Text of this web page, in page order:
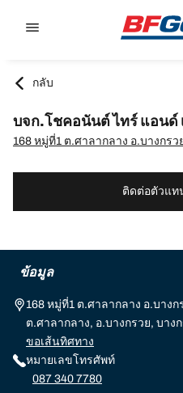
กลับ
บจก.โชคอนันต์ ไทร์ แอนด์
ติดต่อตัวแท
ข้อมูล
168 หมู่ที่1 ต.ศาลากลาง อ.บาง
ต.ศาลากลาง, อ.บางกรวย, บางก
ขอเส้นทิศทาง
หมายเลขโทรศัพท์
087 340 7780